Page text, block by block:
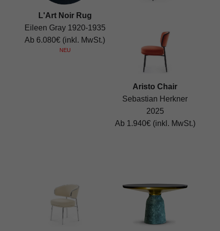
L'Art Noir Rug
Eileen Gray 1920-1935
Ab 6.080€ (inkl. MwSt.)
NEU
Aristo Chair
Sebastian Herkner
2025
Ab 1.940€ (inkl. MwSt.)